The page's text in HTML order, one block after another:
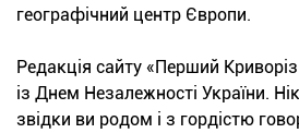
географічний центр Європи.
Редакція сайту «Перший
із Днем Незалежності України.
звідки ви родом і з гордістю